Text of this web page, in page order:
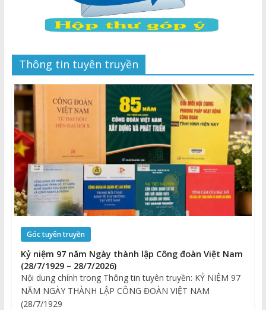
Thông tin tuyên truyền
Góc tuyên truyền
Kỷ niệm 97 năm Ngày thành lập Công đoàn Việt Nam
(28/7/1929 – 28/7/2026)
Nội dung chính trong Thông tin tuyên truyền: KỶ NIỆM 97
NĂM NGÀY THÀNH LẬP CÔNG ĐOÀN VIỆT NAM
(28/7/1929